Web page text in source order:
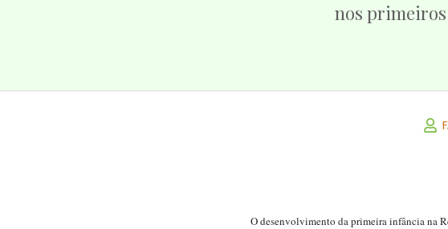
nos
O desenvolvimento da primeira infância na